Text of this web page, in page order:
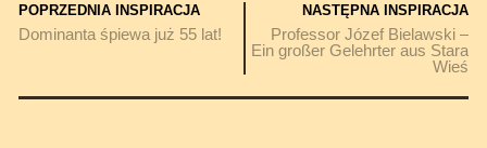
POPRZEDNIA INSPIRACJA
Dominanta śpiewa już 55 lat!
NASTĘPNA INSPIRACJA
Professor Józef Bielawski –
Ein großer Gelehrter aus Stara
Wieś